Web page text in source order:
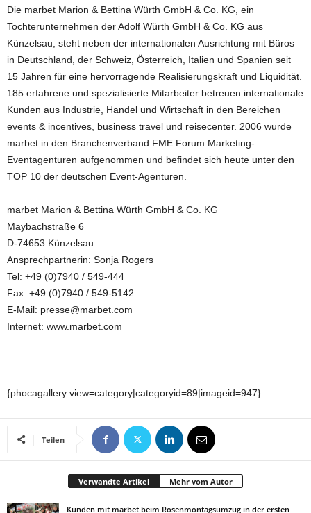
Die marbet Marion & Bettina Würth GmbH & Co. KG, ein
Tochterunternehmen der Adolf Würth GmbH & Co. KG aus
Künzelsau, steht neben der internationalen Ausrichtung mit Büros
in Deutschland, der Schweiz, Österreich, Italien und Spanien seit
15 Jahren für eine hervorragende Realisierungskraft und Liquidität.
185 erfahrene und spezialisierte Mitarbeiter betreuen internationale
Kunden aus Industrie, Handel und Wirtschaft in den Bereichen
events & incentives, business travel und reisecenter. 2006 wurde
marbet in den Branchenverband FME Forum Marketing-
Eventagenturen aufgenommen und befindet sich heute unter den
TOP 10 der deutschen Event-Agenturen.
marbet Marion & Bettina Würth GmbH & Co. KG
Maybachstraße 6
D-74653 Künzelsau
Ansprechpartnerin: Sonja Rogers
Tel: +49 (0)7940 / 549-444
Fax: +49 (0)7940 / 549-5142
E-Mail: presse@marbet.com
Internet: www.marbet.com
{phocagallery view=category|categoryid=89|imageid=947}
Teilen
Verwandte Artikel Mehr vom Autor
Kunden mit marbet beim Rosenmontagsumzug in der ersten